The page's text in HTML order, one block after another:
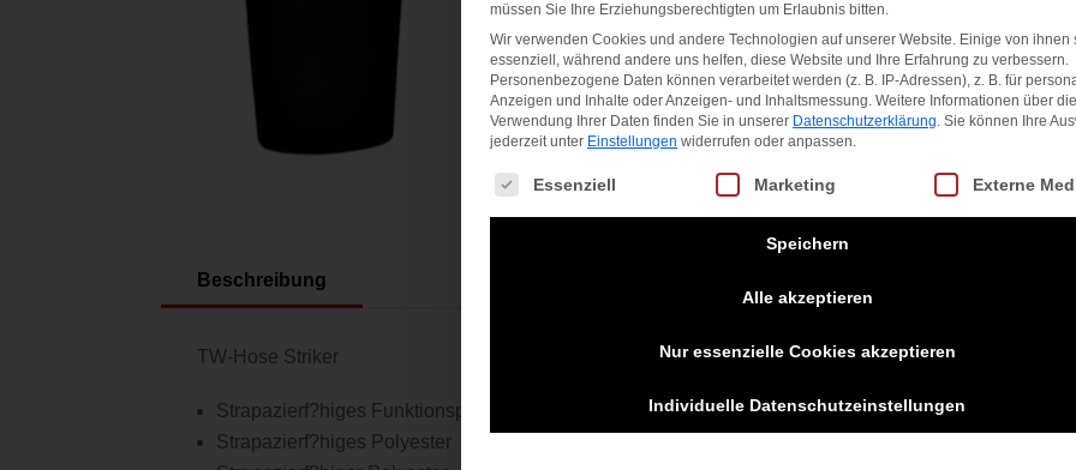
Beschreibung
TW-Hose Striker
Strapazierf?higes Funktionspolyester
Strapazierf?higes Polyester
müssen Sie Ihre Erziehungsberechtigten um Erlaubnis bitten.
Wir verwenden Cookies und andere Technologien auf unserer Website. Einige von ihnen
essenziell, während andere uns helfen, diese Website und Ihre Erfahrung zu verbessern.
Personenbezogene Daten können verarbeitet werden (z. B. IP-Adressen), z. B. für
Anzeigen und Inhalte oder Anzeigen- und Inhaltsmessung. Weitere Informationen über die
Verwendung Ihrer Daten finden Sie in unserer Datenschutzerklärung. Sie können Ihre
jederzeit unter Einstellungen widerrufen oder anpassen.
Es folgt eine Liste der Service-Gruppen, für die eine Einwilligung erteilt
Essenziell Marketing Externe
Speichern
Alle akzeptieren
Nur essenzielle Cookies akzeptieren
Individuelle Datenschutzeinstellungen